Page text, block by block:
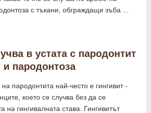
с тъкани, обграждащи зъба ...
в устата с пародонтит
и пародонтоза
пародонтита най-често е гингивит -
което се случва без да се
на гингивалната става. Гингивитът